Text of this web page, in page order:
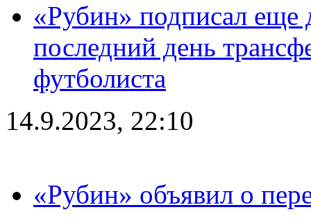
«Рубин» подписал еще
последний день
футболиста
14.9.2023, 22:10
«Рубин» объявил о